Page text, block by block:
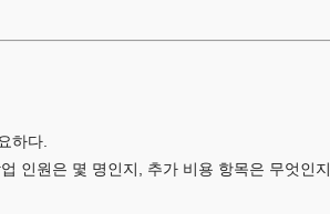
하다.
인원은 몇 명인지, 추가 비용 항목은 무엇인지